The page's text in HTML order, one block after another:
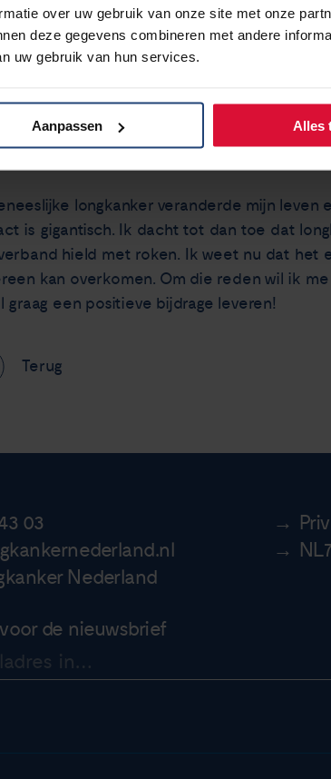
over uw gebruik van onze site met onze
deze gegevens combineren met andere
uw gebruik van hun services.
Aanpassen Alles
van het gevoel van iets nieuws
bent geweest. Eind 2023 wenste ik
maar niet helemaal zoals ik bedoelde.
januari werd bij mij longkanker
vorm van longkanker.
longkanker veranderde mijn leven
is gigantisch. Ik dacht tot dan toe dat
hield met roken. Ik weet nu dat het
kan overkomen. Om die reden wil ik
graag een positieve bijdrage leveren!
Terug
03
Nederland
de nieuwsbrief